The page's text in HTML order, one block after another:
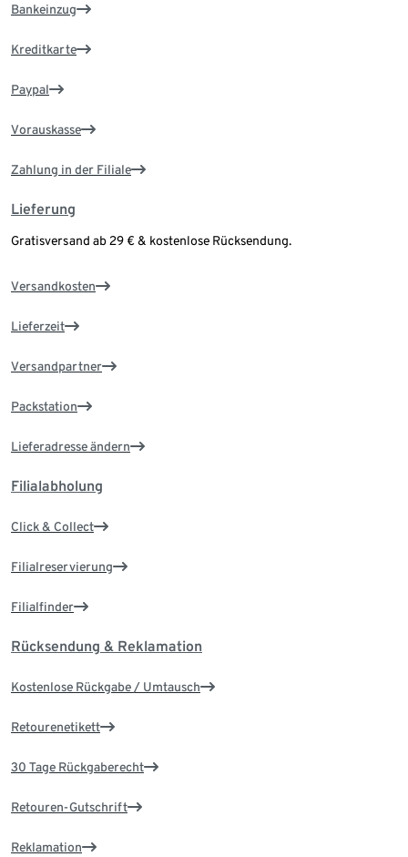
Bankeinzug
Kreditkarte
Paypal
Vorauskasse
Zahlung in der Filiale
Lieferung
Gratisversand ab 29 € & kostenlose Rücksendung.
Versandkosten
Lieferzeit
Versandpartner
Packstation
Lieferadresse ändern
Filialabholung
Click & Collect
Filialreservierung
Filialfinder
Rücksendung & Reklamation
Kostenlose Rückgabe / Umtausch
Retourenetikett
30 Tage Rückgaberecht
Retouren-Gutschrift
Reklamation